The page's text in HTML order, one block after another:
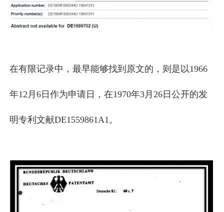
在有限记录中，最早能够找到原文的，则是以1966
年12月6日作为申请日，在1970年3月26日公开的发
明专利文献DE1559861A1。